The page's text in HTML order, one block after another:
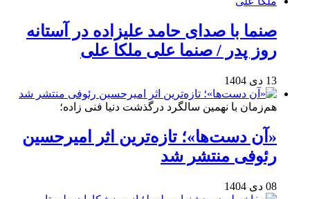
صنما با صدای حامد علیزاده در آستانه
روز پدر / صنما علی ملکا علی
13 دی 1404
هم‌زمان با نهمین سالگرد درگذشت دنیا فنی زاده؛
«آن دست‌ها»؛ تازه‌ترین اثر امیرحسین
رئوفی منتشر شد
08 دی 1404